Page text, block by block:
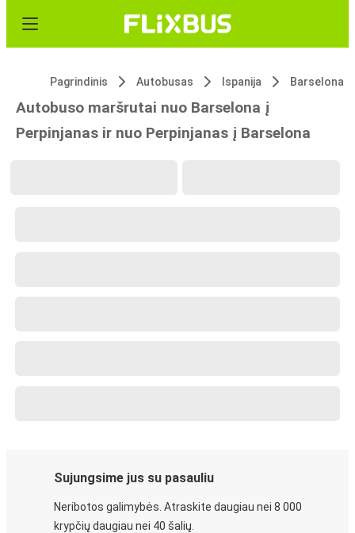
Pagrindinis Autobusas Ispanija Barselona
Autobuso maršrutai nuo Barselona į
Perpinjanas ir nuo Perpinjanas į Barselona
Sujungsime jus su pasauliu
Neribotos galimybės. Atraskite daugiau nei 8 000
krypčių daugiau nei 40 šalių.